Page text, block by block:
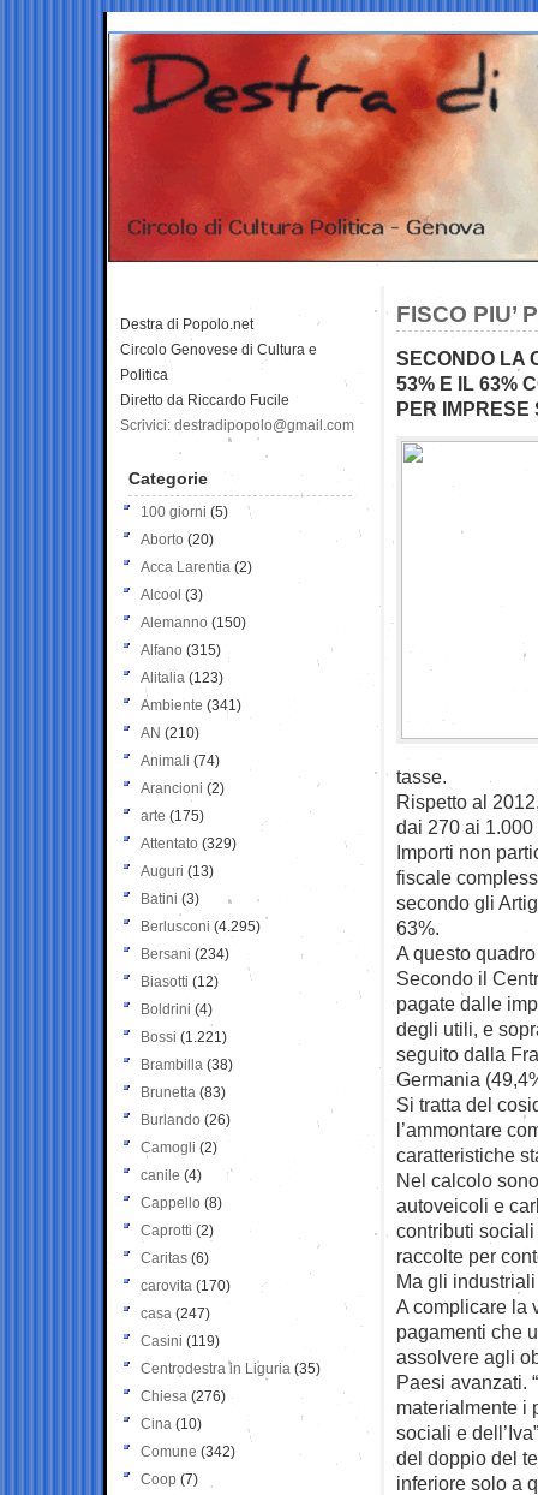
FISCO PIU’
SECONDO LA
53% E IL 63%
PER IMPRESE
tasse.
Rispetto al
dai 270 ai 1.000
Importi non
fiscale
secondo gli
63%.
A questo
Secondo il
pagate dalle
degli utili, e
seguito dalla
Germania
Si tratta del
l’ammontare
caratteristiche
Nel calcolo
autoveicoli e
contributi
raccolte per
Ma gli
A complicare la
pagamenti che
assolvere agli
Paesi avanzati.
materialmente i
sociali e
del doppio del
inferiore solo a
Destra di Popolo.net
Circolo Genovese di Cultura e
Politica
Diretto da Riccardo Fucile
Scrivici: destradipopolo@gmail.com
Categorie
100 giorni (5)
Aborto (20)
Acca Larentia (2)
Alcool (3)
Alemanno (150)
Alfano (315)
Alitalia (123)
Ambiente (341)
AN (210)
Animali (74)
Arancioni (2)
arte (175)
Attentato (329)
Auguri (13)
Batini (3)
Berlusconi (4.295)
Bersani (234)
Biasotti (12)
Boldrini (4)
Bossi (1.221)
Brambilla (38)
Brunetta (83)
Burlando (26)
Camogli (2)
canile (4)
Cappello (8)
Caprotti (2)
Caritas (6)
carovita (170)
casa (247)
Casini (119)
Centrodestra in Liguria (35)
Chiesa (276)
Cina (10)
Comune (342)
Coop (7)